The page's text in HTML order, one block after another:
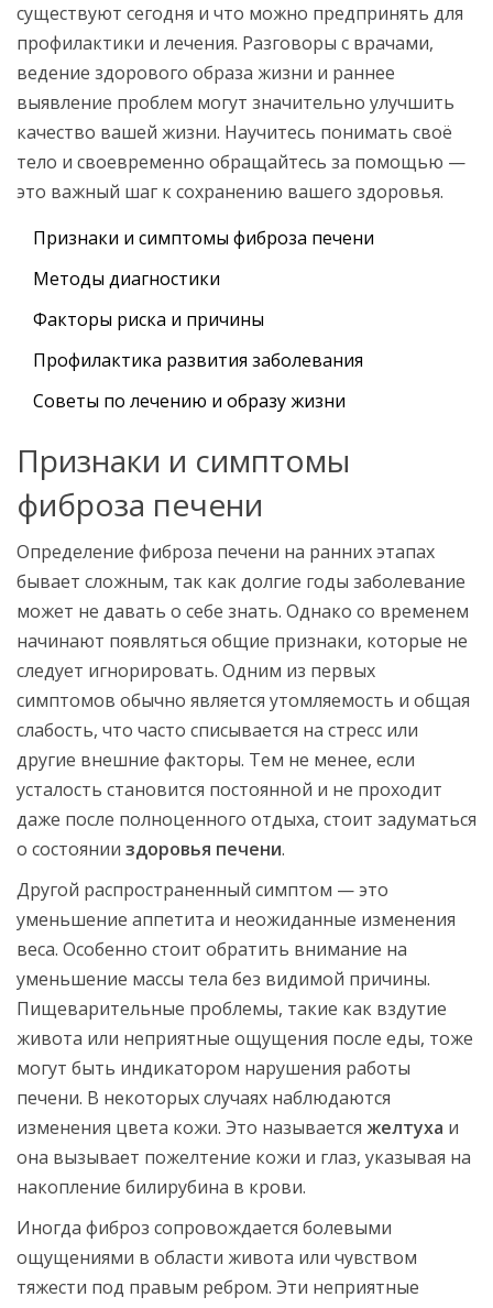
существуют сегодня и что можно предпринять для
профилактики и лечения. Разговоры с врачами,
ведение здорового образа жизни и раннее
выявление проблем могут значительно улучшить
качество вашей жизни. Научитесь понимать своё
тело и своевременно обращайтесь за помощью —
это важный шаг к сохранению вашего здоровья.
Признаки и симптомы фиброза печени
Методы диагностики
Факторы риска и причины
Профилактика развития заболевания
Советы по лечению и образу жизни
Признаки и симптомы
фиброза печени
Определение фиброза печени на ранних этапах
бывает сложным, так как долгие годы заболевание
может не давать о себе знать. Однако со временем
начинают появляться общие признаки, которые не
следует игнорировать. Одним из первых
симптомов обычно является утомляемость и общая
слабость, что часто списывается на стресс или
другие внешние факторы. Тем не менее, если
усталость становится постоянной и не проходит
даже после полноценного отдыха, стоит задуматься
о состоянии здоровья печени.
Другой распространенный симптом — это
уменьшение аппетита и неожиданные изменения
веса. Особенно стоит обратить внимание на
уменьшение массы тела без видимой причины.
Пищеварительные проблемы, такие как вздутие
живота или неприятные ощущения после еды, тоже
могут быть индикатором нарушения работы
печени. В некоторых случаях наблюдаются
изменения цвета кожи. Это называется желтуха и
она вызывает пожелтение кожи и глаз, указывая на
накопление билирубина в крови.
Иногда фиброз сопровождается болевыми
ощущениями в области живота или чувством
тяжести под правым ребром. Эти неприятные